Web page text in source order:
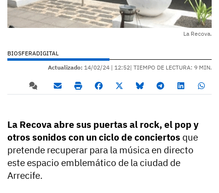
La Recova.
BIOSFERADIGITAL
Actualizado: 14/02/24 | 12:52| TIEMPO DE LECTURA: 9 MIN.
La Recova abre sus puertas al rock, el pop y
otros sonidos con un ciclo de conciertos que
pretende recuperar para la música en directo
este espacio emblemático de la ciudad de
Arrecife.